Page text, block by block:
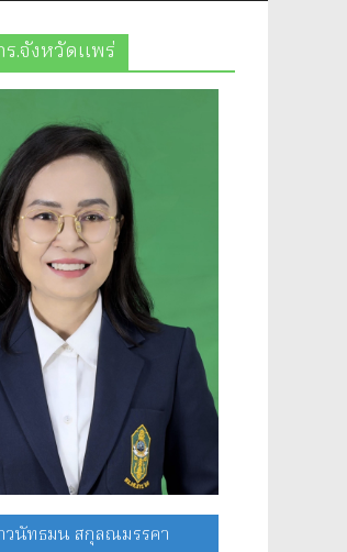
.จังหวัดแพร่
วนัทธมน สกุลณมรรคา